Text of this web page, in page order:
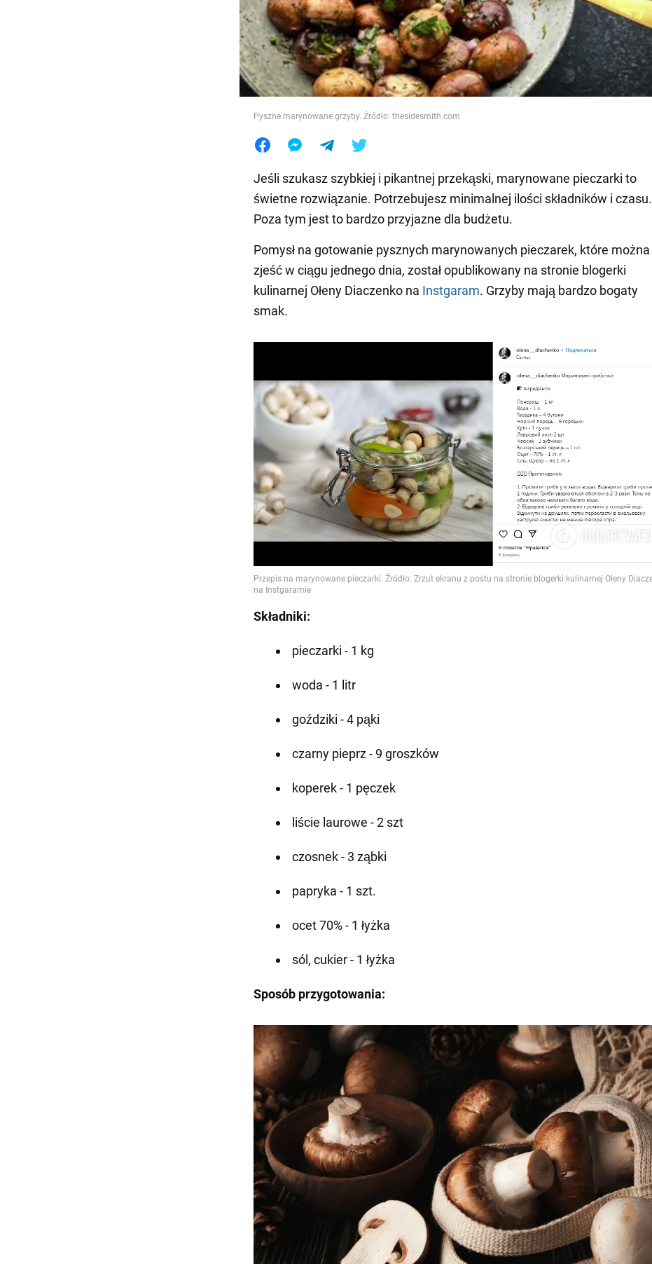
Jedzenie
Pyszne marynowane grzyby. Źródło: thesidesmith.com
Jeśli szukasz szybkiej i pikantnej przekąski, marynowane pieczarki to
świetne rozwiązanie. Potrzebujesz minimalnej ilości składników i czasu.
Poza tym jest to bardzo przyjazne dla budżetu.
Pomysł na gotowanie pysznych marynowanych pieczarek, które można
zjeść w ciągu jednego dnia, został opublikowany na stronie blogerki
kulinarnej Ołeny Diaczenko na Instgaram. Grzyby mają bardzo bogaty
smak.
Składniki:
pieczarki - 1 kg
woda - 1 litr
goździki - 4 pąki
czarny pieprz - 9 groszków
koperek - 1 pęczek
liście laurowe - 2 szt
czosnek - 3 ząbki
papryka - 1 szt.
ocet 70% - 1 łyżka
sól, cukier - 1 łyżka
Sposób przygotowania: